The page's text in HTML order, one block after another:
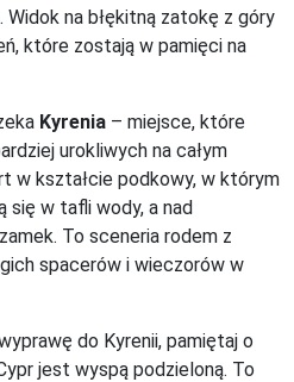
na błękitną zatokę z góry
które zostają w pamięci na
Kyrenia – miejsce, które
urokliwych na całym
w kształcie podkowy, w którym
się w tafli wody, a nad
To sceneria rodem z
spacerów i wieczorów w
do Kyrenii, pamiętaj o
jest wyspą podzieloną. To